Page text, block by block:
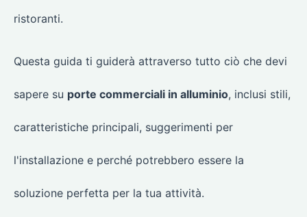
ristoranti.
Questa guida ti guiderà attraverso tutto ciò che devi
sapere su porte commerciali in alluminio, inclusi stili,
caratteristiche principali, suggerimenti per
l'installazione e perché potrebbero essere la
soluzione perfetta per la tua attività.